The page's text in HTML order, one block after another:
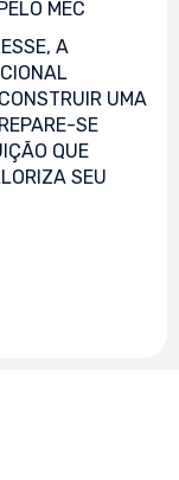
MEC
A
UMA
SE
QUE
SEU